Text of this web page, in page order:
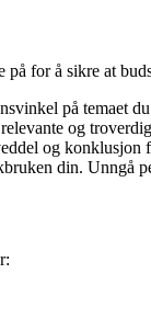
for å sikre at
på temaet
og
og konklusjon
din. Unngå